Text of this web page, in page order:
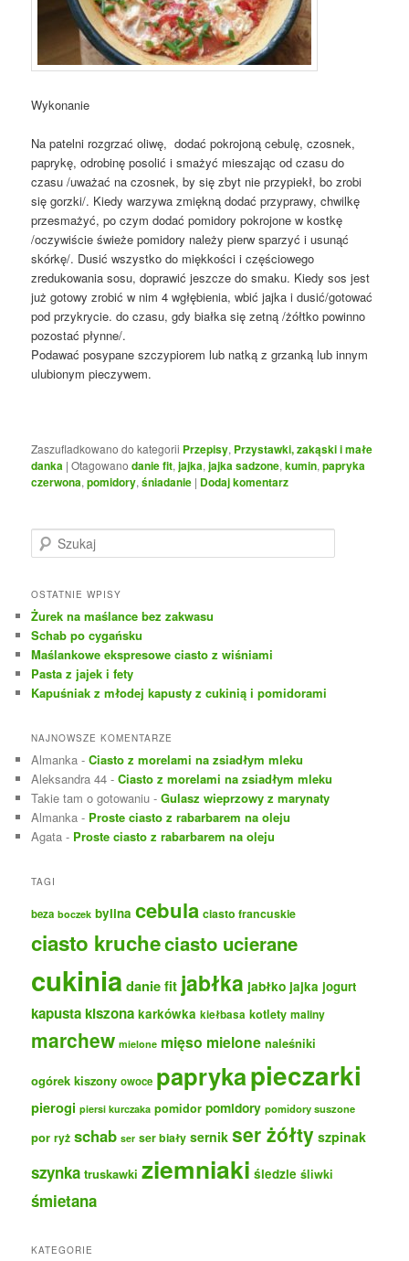
Wykonanie
Na patelni rozgrzać oliwę, dodać pokrojoną cebulę, czosnek,
paprykę, odrobinę posolić i smażyć mieszając od czasu do
czasu /uważać na czosnek, by się zbyt nie przypiekł, bo zrobi
się gorzki/. Kiedy warzywa zmiękną dodać przyprawy, chwilkę
przesmażyć, po czym dodać pomidory pokrojone w kostkę
/oczywiście świeże pomidory należy pierw sparzyć i usunąć
skórkę/. Dusić wszystko do miękkości i częściowego
zredukowania sosu, doprawić jeszcze do smaku. Kiedy sos jest
już gotowy zrobić w nim 4 wgłębienia, wbić jajka i dusić/gotować
pod przykrycie. do czasu, gdy białka się zetną /żółtko powinno
pozostać płynne/.
Podawać posypane szczypiorem lub natką z grzanką lub innym
ulubionym pieczywem.
Zaszufladkowano do kategorii Przepisy, Przystawki, zakąski i małe
danka |Otagowano danie fit,jajka,jajka sadzone,kumin,papryka
czerwona,pomidory,śniadanie | Dodaj komentarz
z
k
a
j
OSTATNIE WPISY
Żurek na maślance bez zakwasu
Schab po cygańsku
Maślankowe ekspresowe ciasto z wiśniami
Pasta z jajek i fety
Kapuśniak z młodej kapusty z cukinią i pomidorami
NAJNOWSZE KOMENTARZE
Almanka -Ciasto z morelami na zsiadłym mleku
Aleksandra 44 -Ciasto z morelami na zsiadłym mleku
Takie tam o gotowaniu -Gulasz wieprzowy z marynaty
Almanka - Proste ciasto z rabarbarem na oleju
Agata - Proste ciasto z rabarbarem na oleju
TAGI
beza boczek bylina cebula ciasto francuskie
ciasto krucheciasto ucierane
cukiniadanie fit jabłka jabłko jajka jogurt
kapusta kiszona karkówka kiełbasa kotlety maliny
marchew mielone mięso mielone naleśniki
ogórek kiszony owoce paprykapieczarki
pierogi piersi kurczaka pomidor pomidory pomidory suszone
por ryż schab ser ser biały sernik ser żółty szpinak
szynka truskawki ziemniaki śledzie śliwki
śmietana
KATEGORIE